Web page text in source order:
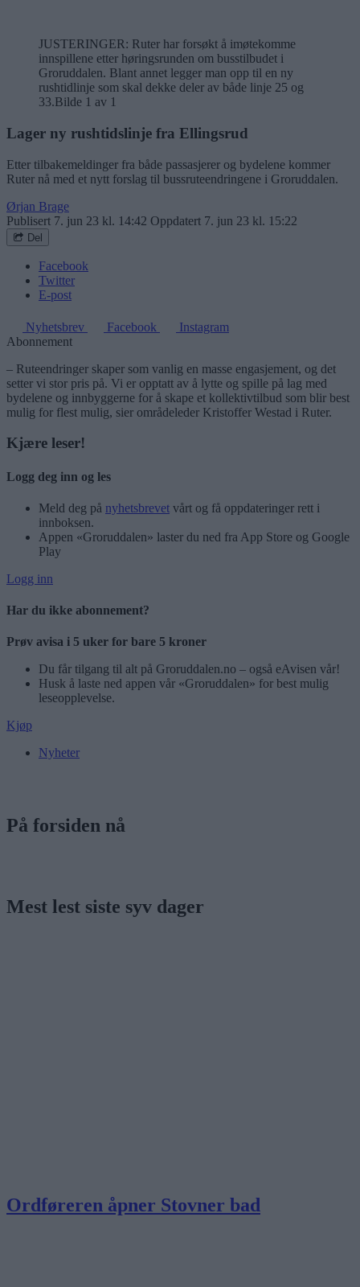
JUSTERINGER: Ruter har forsøkt å imøtekomme
innspillene etter høringsrunden om busstilbudet i
Groruddalen. Blant annet legger man opp til en ny
rushtidlinje som skal dekke deler av både linje 25 og
33.Bilde 1 av 1
Lager ny rushtidslinje fra Ellingsrud
Etter tilbakemeldinger fra både passasjerer og bydelene kommer
Ruter nå med et nytt forslag til bussruteendringene i Groruddalen.
Ørjan Brage
Publisert 7. jun 23 kl. 14:42 Oppdatert 7. jun 23 kl. 15:22
Del
Facebook
Twitter
E-post
Nyhetsbrev Facebook
Instagram
Abonnement
– Ruteendringer skaper som vanlig en masse engasjement, og det
setter vi stor pris på. Vi er opptatt av å lytte og spille på lag med
bydelene og innbyggerne for å skape et kollektivtilbud som blir best
mulig for flest mulig, sier områdeleder Kristoffer Westad i Ruter.
Kjære leser!
Logg deg inn og les
Meld deg på nyhetsbrevet vårt og få oppdateringer rett i
innboksen.
Appen «Groruddalen» laster du ned fra App Store og Google
Play
Logg inn
Har du ikke abonnement?
Prøv avisa i 5 uker for bare 5 kroner
Du får tilgang til alt på Groruddalen.no – også eAvisen vår!
Husk å laste ned appen vår «Groruddalen» for best mulig
leseopplevelse.
Kjøp
Nyheter
På forsiden nå
Mest lest siste syv dager
Ordføreren åpner Stovner bad